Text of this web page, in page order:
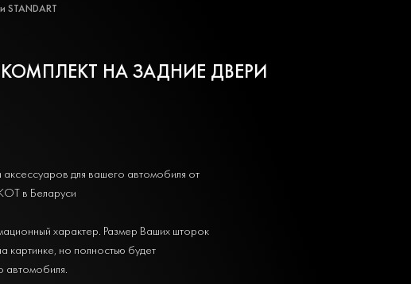
STANDART
КОМПЛЕКТ НА ЗАДНИЕ ДВЕРИ
для вашего автомобиля от
в Беларуси
характер. Размер Ваших шторок
картинке, но полностью будет
автомобиля.